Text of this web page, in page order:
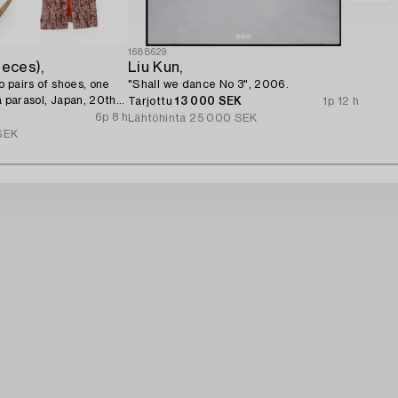
pairs of shoes, one
parasol, Japan, 20th
6p 8 h
1688629
Liu Kun,
"Shall we dance No 3", 2006.
Tarjottu13 000 SEK
1p 12 h
Lähtöhinta 25 000 SEK